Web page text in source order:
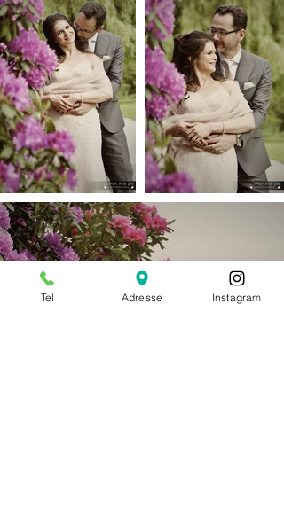
Tel Adresse Instagram